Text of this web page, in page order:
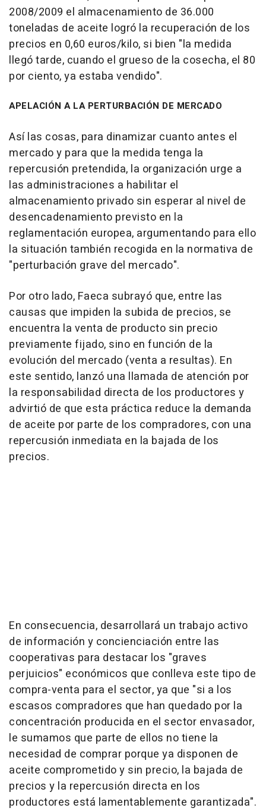
2008/2009 el almacenamiento de 36.000
toneladas de aceite logró la recuperación de los
precios en 0,60 euros/kilo, si bien "la medida
llegó tarde, cuando el grueso de la cosecha, el 80
por ciento, ya estaba vendido".
APELACIÓN A LA PERTURBACIÓN DE MERCADO
Así las cosas, para dinamizar cuanto antes el
mercado y para que la medida tenga la
repercusión pretendida, la organización urge a
las administraciones a habilitar el
almacenamiento privado sin esperar al nivel de
desencadenamiento previsto en la
reglamentación europea, argumentando para ello
la situación también recogida en la normativa de
"perturbación grave del mercado".
Por otro lado, Faeca subrayó que, entre las
causas que impiden la subida de precios, se
encuentra la venta de producto sin precio
previamente fijado, sino en función de la
evolución del mercado (venta a resultas). En
este sentido, lanzó una llamada de atención por
la responsabilidad directa de los productores y
advirtió de que esta práctica reduce la demanda
de aceite por parte de los compradores, con una
repercusión inmediata en la bajada de los
precios.
En consecuencia, desarrollará un trabajo activo
de información y concienciación entre las
cooperativas para destacar los "graves
perjuicios" económicos que conlleva este tipo de
compra-venta para el sector, ya que "si a los
escasos compradores que han quedado por la
concentración producida en el sector envasador,
le sumamos que parte de ellos no tiene la
necesidad de comprar porque ya disponen de
aceite comprometido y sin precio, la bajada de
precios y la repercusión directa en los
productores está lamentablemente garantizada".